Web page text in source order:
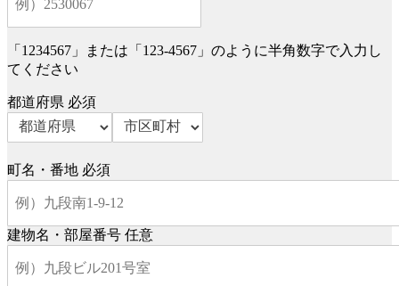
「1234567」または「123-4567」のように半角数字で入力し
てください
都道府県 必須
町名・番地 必須
建物名・部屋番号 任意